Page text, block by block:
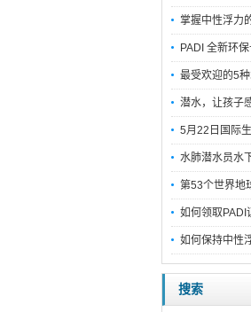
掌握中性浮力
PADI 全新环
最受欢迎的5
潜水，让孩子
5月22日国际
水肺潜水员水
第53个世界地
如何领取PADI
如何保持中性
搜索